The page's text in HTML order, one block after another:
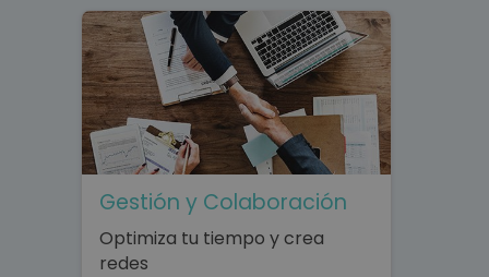
Gestión y Colaboración
Optimiza tu tiempo y crea
redes